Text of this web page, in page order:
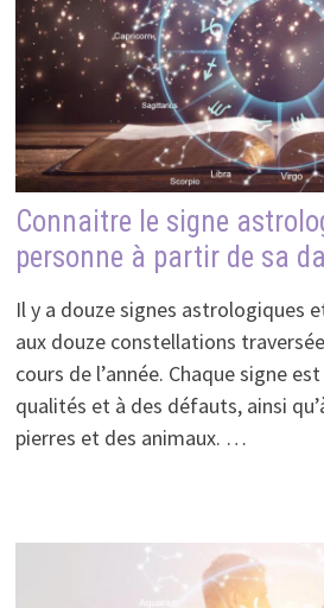
Connaitre le signe
personne à partir de sa
Il y a douze signes astrologiques
aux douze constellations
cours de l’année. Chaque signe
qualités et à des défauts, ainsi
pierres et des animaux. …